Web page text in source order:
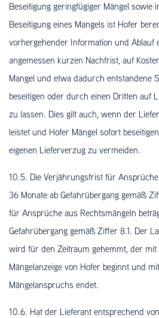
Beseitigung geringfügiger Mängel sowie
Beseitigung eines Mangels ist Hofer
vorhergehender Information und Ablauf
angemessen kurzen Nachfrist, auf
Mangel und etwa dadurch entstandene
beseitigen oder durch einen Dritten auf
zu lassen. Dies gilt auch, wenn der
leistet und Hofer Mängel sofort
eigenen Lieferverzug zu vermeiden.
10.5. Die Verjährungsfrist für
36 Monate ab Gefahrübergang gemäß
für Ansprüche aus Rechtsmängeln
Gefahrübergang gemäß Ziffer 8.1. Der
wird für den Zeitraum gehemmt, der mit
Mängelanzeige von Hofer beginnt und
Mängelanspruchs endet.
10.6. Hat der Lieferant entsprechend